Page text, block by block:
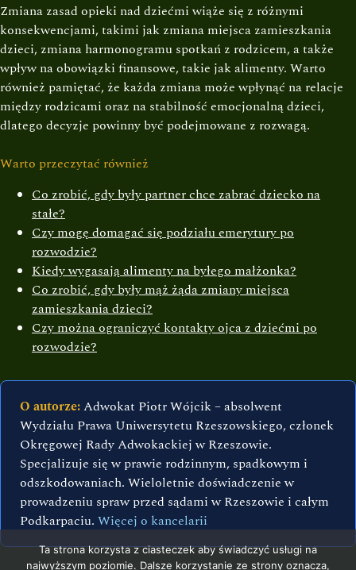
Zmiana zasad opieki nad dziećmi wiąże się z różnymi
konsekwencjami, takimi jak zmiana miejsca zamieszkania
dzieci, zmiana harmonogramu spotkań z rodzicem, a także
wpływ na obowiązki finansowe, takie jak alimenty. Warto
również pamiętać, że każda zmiana może wpłynąć na relacje
między rodzicami oraz na stabilność emocjonalną dzieci,
dlatego decyzje powinny być podejmowane z rozwagą.
Warto przeczytać również
Co zrobić, gdy były partner chce zabrać dziecko na
stałe?
Czy mogę domagać się podziału emerytury po
rozwodzie?
Kiedy wygasają alimenty na byłego małżonka?
Co zrobić, gdy były mąż żąda zmiany miejsca
zamieszkania dzieci?
Czy można ograniczyć kontakty ojca z dziećmi po
rozwodzie?
O autorze:Adwokat Piotr Wójcik – absolwent
Wydziału Prawa Uniwersytetu Rzeszowskiego, członek
Okręgowej Rady Adwokackiej w Rzeszowie.
Specjalizuje się w prawie rodzinnym, spadkowym i
odszkodowaniach. Wieloletnie doświadczenie w
prowadzeniu spraw przed sądami w Rzeszowie i całym
Podkarpaciu. Więcej o kancelarii
Ta strona korzysta z ciasteczek aby świadczyć usługi na
najwyższym poziomie. Dalsze korzystanie ze strony oznacza,